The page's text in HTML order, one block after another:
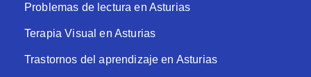
Problemas de lectura en Asturias
Terapia Visual en Asturias
Trastornos del aprendizaje en Asturias